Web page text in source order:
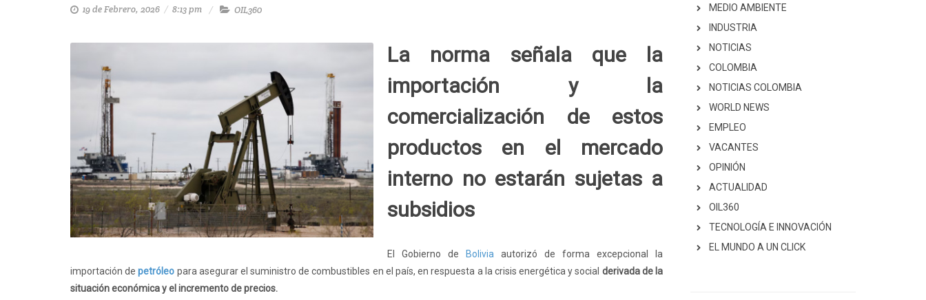
19 de Febrero, 2026 / 8:13 pm OIL360
La norma señala que la
importación y la
comercialización de estos
productos en el mercado
interno no estarán sujetas a
subsidios
El Gobierno de Bolivia
autorizó de forma excepcional la
importación de petróleo para asegurar el suministro de combustibles en el país, en respuesta a la crisis energética y social derivada de la
situación económica y el incremento de precios.
MEDIO AMBIENTE
INDUSTRIA
NOTICIAS
COLOMBIA
NOTICIAS COLOMBIA
WORLD NEWS
EMPLEO
VACANTES
OPINIÓN
ACTUALIDAD
OIL360
TECNOLOGÍA E INNOVACIÓN
EL MUNDO A UN CLICK